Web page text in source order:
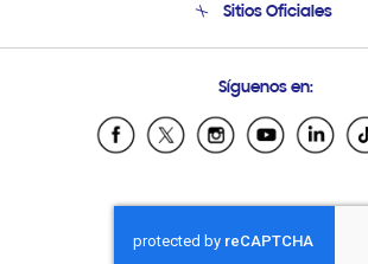
Soporte vía eMail
Sitios Oficiales
Samsung Ecuador
Samsung El Salvador
Samsung Honduras
Samsung Nicaragua
Síguenos en: